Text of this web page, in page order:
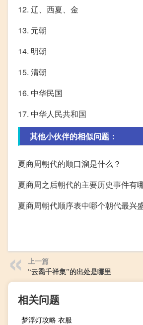
12. 辽、西夏、金
13. 元朝
14. 明朝
15. 清朝
16. 中华民国
17. 中华人民共和国
其他小伙伴的相似问题：
夏商周朝代的顺口溜是什么？
夏商周之后朝代的主要历史事件有
夏商周朝代顺序表中哪个朝代最兴
上一篇
“云矞千祥集”的出处是哪里
相关问题
梦浮灯攻略 衣服